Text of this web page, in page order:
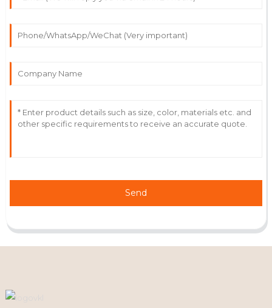
Send